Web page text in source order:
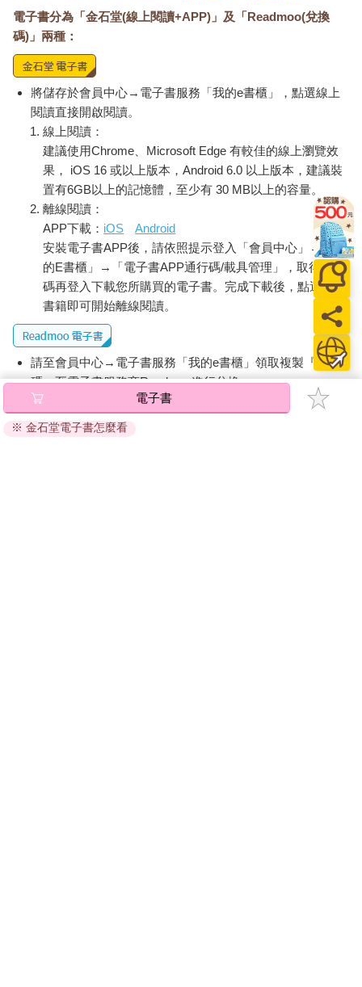
電子書分為「金石堂(線上閱讀+APP)」及「Readmoo(兌換
碼)」兩種：
將儲存於會員中心→電子書服務「我的e書櫃」，點選線上
閱讀直接開啟閱讀。
線上閱讀：
建議使用Chrome、Microsoft Edge 有較佳的線上瀏覽效
果， iOS 16 或以上版本，Android 6.0 以上版本，建議裝
置有6GB以上的記憶體，至少有 30 MB以上的容量。
離線閱讀：
APP下載： iOS
Android
安裝電子書APP後，請依照提示登入「會員中心」→「我
的E書櫃」→「電子書APP通行碼/載具管理」，取得通行
碼再登入下載您所購買的電子書。完成下載後，點選任一
書籍即可開始離線閱讀。
請至會員中心→電子書服務「我的e書櫃」領取複製『兌換
碼』至電子書服務商Readmoo進行兌換。
退換貨須知：
因版權保護，您在金石堂所購買的電子書僅能以金石堂專屬
電子書
※ 金石堂電子書怎麼看